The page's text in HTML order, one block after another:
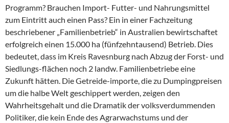
Programm? Brauchen Import- Futter- und Nahrungsmittel
zum Eintritt auch einen Pass? Ein in einer Fachzeitung
beschriebener „Familienbetrieb“ in Australien bewirtschaftet
erfolgreich einen 15.000 ha (fünfzehntausend) Betrieb. Dies
bedeutet, dass im Kreis Ravesnburg nach Abzug der Forst- und
Siedlungs-flächen noch 2 landw. Familienbetriebe eine
Zukunft hätten. Die Getreide-importe, die zu Dumpingpreisen
um die halbe Welt geschippert werden, zeigen den
Wahrheitsgehalt und die Dramatik der volksverdummenden
Politiker, die kein Ende des Agrarwachstums und der